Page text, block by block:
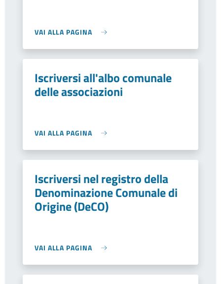
VAI ALLA PAGINA
Iscriversi all'albo comunale
delle associazioni
VAI ALLA PAGINA
Iscriversi nel registro della
Denominazione Comunale di
Origine (DeCO)
VAI ALLA PAGINA